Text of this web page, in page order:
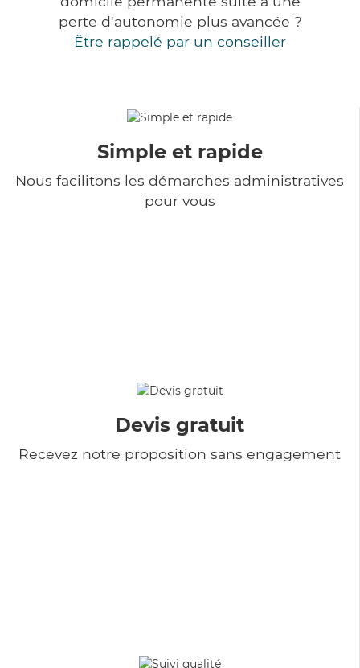
perte d'autonomie plus avancée ?
Être rappelé par un conseiller
Simple et rapide
Nous facilitons les démarches administratives
pour vous
Devis gratuit
Recevez notre proposition sans engagement